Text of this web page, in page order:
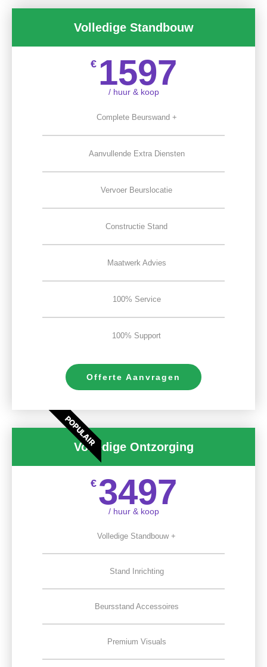
Volledige Standbouw
€ 1597
/ huur & koop
Complete Beurswand +
Aanvullende Extra Diensten
Vervoer Beurslocatie
Constructie Stand
Maatwerk Advies
100% Service
100% Support
Offerte Aanvragen
POPULAIR
Volledige Ontzorging
€ 3497
/ huur & koop
Volledige Standbouw +
Stand Inrichting
Beursstand Accessoires
Premium Visuals